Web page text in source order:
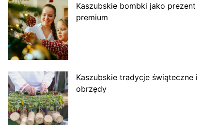
Kaszubskie bombki jako prezent
premium
Kaszubskie tradycje świąteczne i
obrzędy